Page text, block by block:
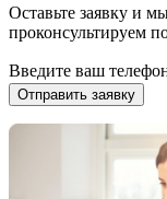
Оставьте заявку и
проконсультируем
Введите ваш
Отправить заявку